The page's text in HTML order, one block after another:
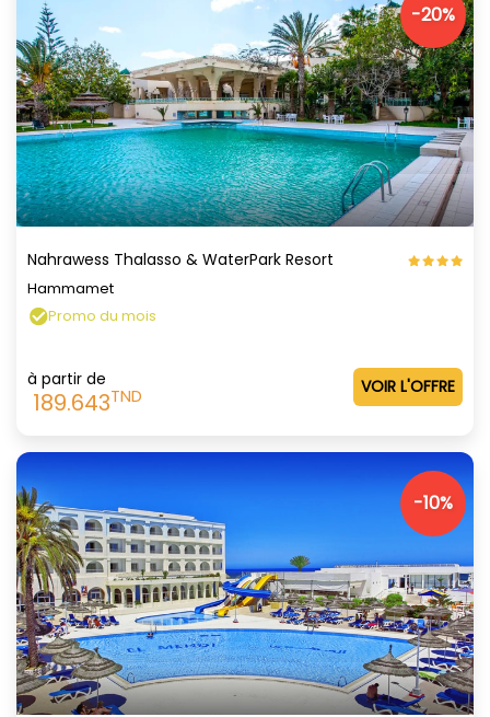
-20%
Nahrawess Thalasso & WaterPark Resort
Hammamet
Promo du mois
à partir de
189.643TND VOIR L'OFFRE
-10%